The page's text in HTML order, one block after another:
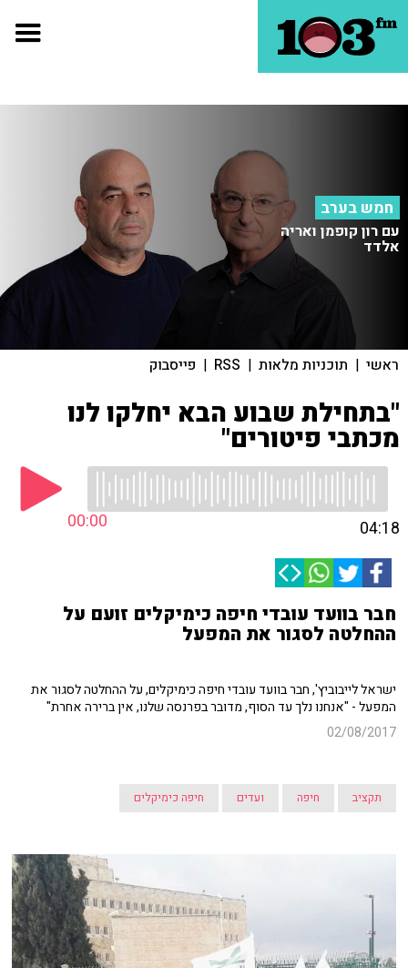
חמש בערב
עם רון קופמן ואריה
אלדד
ראשי | תוכניות מלאות |
RSS
| פייסבוק
"בתחילת שבוע הבא יחלקו לנו
מכתבי פיטורים"
00:00 04:18
חבר בוועד עובדי חיפה כימיקלים זועם על
ההחלטה לסגור את המפעל
ישראל לייבוביץ', חבר בוועד עובדי חיפה כימיקלים, על ההחלטה לסגור את
המפעל - "אנחנו נלך עד הסוף, מדובר בפרנסה שלנו, אין ברירה אחרת"
02/08/2017
תקציב חיפה ועדים חיפה כימיקלים